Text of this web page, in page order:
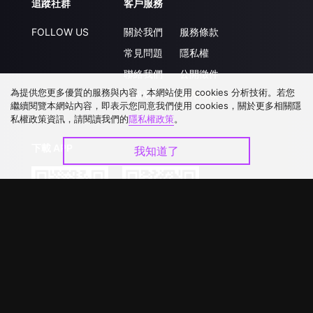
追蹤社群
FOLLOW US
客戶服務
關於我們
常見問題
聯絡我們
升級VIP
服務條款
隱私權
公開徵件
合作洽談
為提供您更多優質的服務與內容，本網站使用 cookies 分析技術。若您
繼續閱覽本網站內容，即表示您同意我們使用 cookies，關於更多相關隱
私權政策資訊，請閱讀我們的隱私權政策。
我知道了